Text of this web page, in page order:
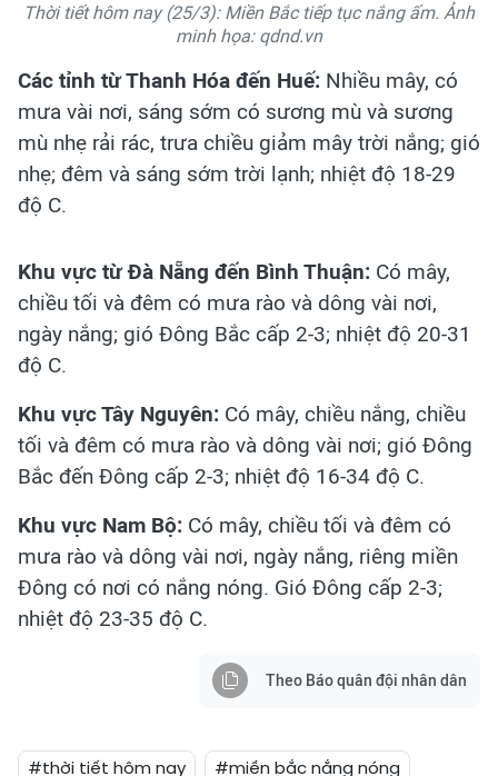
Thời tiết hôm nay (25/3): Miền Bắc tiếp tục nắng ấm. Ảnh
minh họa: qdnd.vn
Các tỉnh từ Thanh Hóa đến Huế: Nhiều mây, có
mưa vài nơi, sáng sớm có sương mù và sương
mù nhẹ rải rác, trưa chiều giảm mây trời nắng; gió
nhẹ; đêm và sáng sớm trời lạnh; nhiệt độ 18-29
độ C.
Khu vực từ Đà Nẵng đến Bình Thuận: Có mây,
chiều tối và đêm có mưa rào và dông vài nơi,
ngày nắng; gió Đông Bắc cấp 2-3; nhiệt độ 20-31
độ C.
Khu vực Tây Nguyên: Có mây, chiều nắng, chiều
tối và đêm có mưa rào và dông vài nơi; gió Đông
Bắc đến Đông cấp 2-3; nhiệt độ 16-34 độ C.
Khu vực Nam Bộ: Có mây, chiều tối và đêm có
mưa rào và dông vài nơi, ngày nắng, riêng miền
Đông có nơi có nắng nóng. Gió Đông cấp 2-3;
nhiệt độ 23-35 độ C.
Theo Báo quân đội nhân dân
#thời tiết hôm nay
#miền bắc nắng nóng